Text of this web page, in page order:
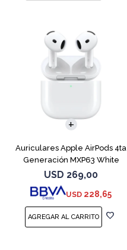
Auriculares Apple AirPods 4ta
Generación MXP63 White
USD 269,00
USD 228,65